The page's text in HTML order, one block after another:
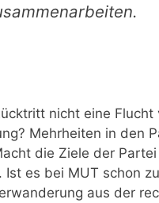
nicht eine Flucht
Mehrheiten in den
die Ziele der Partei
Ist es bei MUT schon
aus der